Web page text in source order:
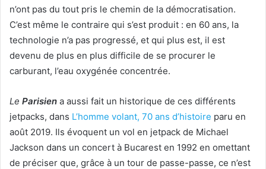
n’ont pas du tout pris le chemin de la démocratisation.
C’est même le contraire qui s’est produit : en 60 ans, la
technologie n’a pas progressé, et qui plus est, il est
devenu de plus en plus difficile de se procurer le
carburant, l’eau oxygénée concentrée.
Le Parisien a aussi fait un historique de ces différents
jetpacks, dans L’homme volant, 70 ans d’histoire paru en
août 2019. Ils évoquent un vol en jetpack de Michael
Jackson dans un concert à Bucarest en 1992 en omettant
de préciser que, grâce à un tour de passe-passe, ce n’est